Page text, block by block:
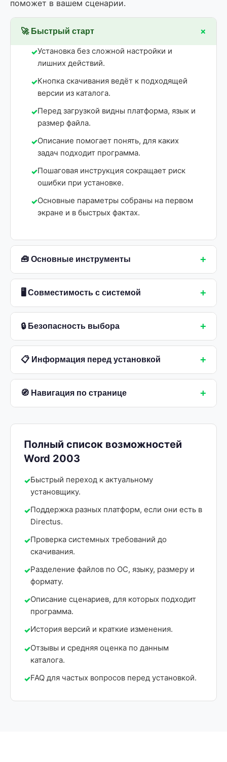
поможет в вашем сценарии.
🚀 Быстрый старт +
Установка без сложной настройки и
лишних действий.
Кнопка скачивания ведёт к подходящей
версии из каталога.
Перед загрузкой видны платформа, язык и
размер файла.
Описание помогает понять, для каких
задач подходит программа.
Пошаговая инструкция сокращает риск
ошибки при установке.
Основные параметры собраны на первом
экране и в быстрых фактах.
🧰 Основные инструменты +
🖥 Совместимость с системой +
🔒 Безопасность выбора +
📋 Информация перед установкой +
🧭 Навигация по странице +
Полный список возможностей
Word 2003
Быстрый переход к актуальному
установщику.
Поддержка разных платформ, если они есть в
Directus.
Проверка системных требований до
скачивания.
Разделение файлов по ОС, языку, размеру и
формату.
Описание сценариев, для которых подходит
программа.
История версий и краткие изменения.
Отзывы и средняя оценка по данным
каталога.
FAQ для частых вопросов перед установкой.